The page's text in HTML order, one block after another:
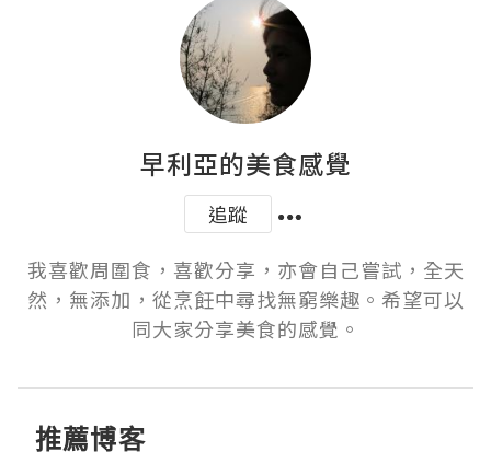
早利亞的美食感覺
追蹤
我喜歡周圍食，喜歡分享，亦會自己嘗試，全天
然，無添加，從烹飪中尋找無窮樂趣。希望可以
同大家分享美食的感覺。
推薦博客